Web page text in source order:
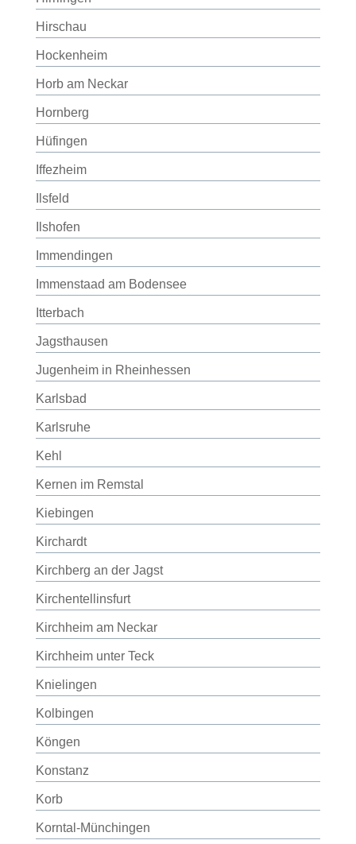
Hirschau
Hockenheim
Horb am Neckar
Hornberg
Hüfingen
Iffezheim
Ilsfeld
Ilshofen
Immendingen
Immenstaad am Bodensee
Itterbach
Jagsthausen
Jugenheim in Rheinhessen
Karlsbad
Karlsruhe
Kehl
Kernen im Remstal
Kiebingen
Kirchardt
Kirchberg an der Jagst
Kirchentellinsfurt
Kirchheim am Neckar
Kirchheim unter Teck
Knielingen
Kolbingen
Köngen
Konstanz
Korb
Korntal-Münchingen